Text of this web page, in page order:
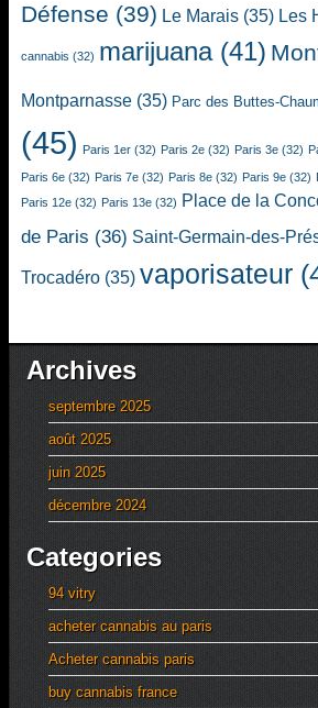
Défense (39) Le Marais (35) Les
cannabis (32) marijuana(41)
Montparnasse (35) Parc des Buttes-
(45) Paris 1er (32) Paris 2e (32) Paris 3e (32)
Paris 6e (32) Paris 7e (32) Paris 8e (32) Paris 9e (32)
Paris 12e (32) Paris 13e (32) Place de la
de Paris (36) Saint-Germain-des-
Trocadéro (35) vaporisateur
Archives
septembre 2025
août 2025
juin 2025
décembre 2024
Categories
94 vitry
acheter cannabis au paris
Acheter cannabis paris
buy cannabis france